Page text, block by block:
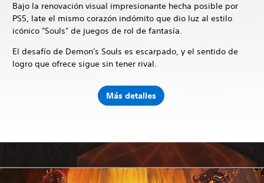
Bajo la renovación visual impresionante hecha posible por
PS5, late el mismo corazón indómito que dio luz al estilo
icónico "Souls" de juegos de rol de fantasía.
El desafío de Demon's Souls es escarpado, y el sentido de
logro que ofrece sigue sin tener rival.
Más detalles